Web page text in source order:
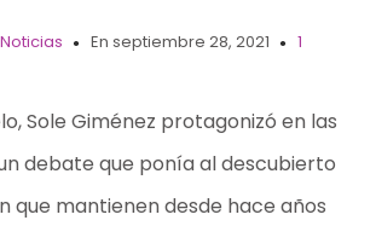
Noticias En septiembre 28, 2021
1
Sole Giménez protagonizó en las
debate que ponía al descubierto
que mantienen desde hace años